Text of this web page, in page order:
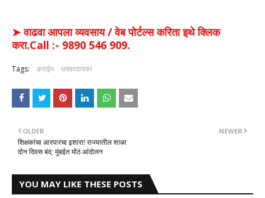
➤ वाढवा आपला व्यवसाय / वेब पोर्टल्स करिता इथे क्लिक
करा.Call :- 9890 546 909.
Tags: क्राईम धक्कादायक!
NEWER
OLDER
शिक्षकांचा आरपारचा इशारा! राज्यातील शाळा
दोन दिवस बंद; मुंबईत मोठं आंदोलन
YOU MAY LIKE THESE POSTS